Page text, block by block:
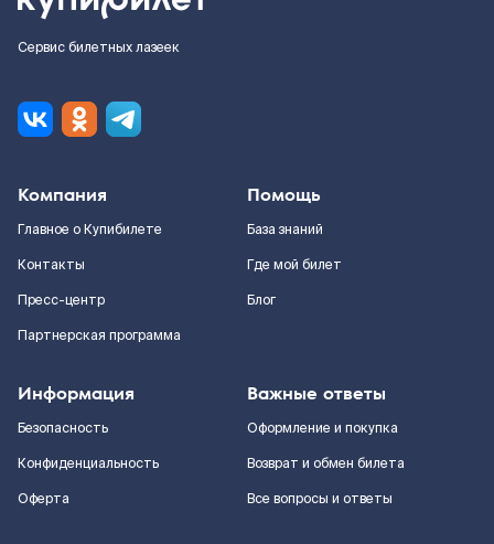
Сервис билетных лазеек
Компания
Главное о Купибилете
Контакты
Пресс-центр
Партнерская программа
Помощь
База знаний
Где мой билет
Блог
Информация
Безопасность
Конфиденциальность
Оферта
Важные ответы
Оформление и покупка
Возврат и обмен билета
Все вопросы и ответы